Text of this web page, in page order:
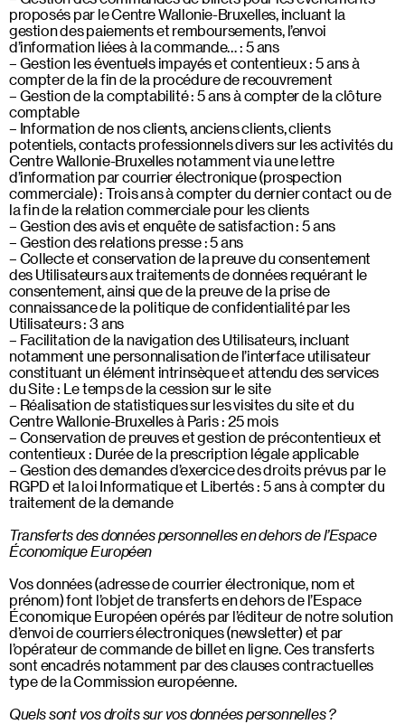
proposés par le Centre Wallonie-Bruxelles, incluant la
gestion des paiements et remboursements, l’envoi
d’information liées à la commande… : 5 ans
Gestion les éventuels impayés et contentieux : 5 ans à
compter de la fin de la procédure de recouvrement
Gestion de la comptabilité : 5 ans à compter de la clôture
comptable
Information de nos clients, anciens clients, clients
potentiels, contacts professionnels divers sur les activités du
Centre Wallonie-Bruxelles notamment via une lettre
d’information par courrier électronique (prospection
commerciale) : Trois ans à compter du dernier contact ou de
la fin de la relation commerciale pour les clients
Gestion des avis et enquête de satisfaction : 5 ans
Gestion des relations presse : 5 ans
Collecte et conservation de la preuve du consentement
des Utilisateurs aux traitements de données requérant le
consentement, ainsi que de la preuve de la prise de
connaissance de la politique de confidentialité par les
Utilisateurs : 3 ans
Facilitation de la navigation des Utilisateurs, incluant
notamment une personnalisation de l’interface utilisateur
constituant un élément intrinsèque et attendu des services
du Site : Le temps de la cession sur le site
Réalisation de statistiques sur les visites du site et du
Centre Wallonie-Bruxelles à Paris : 25 mois
Conservation de preuves et gestion de précontentieux et
contentieux : Durée de la prescription légale applicable
Gestion des demandes d’exercice des droits prévus par le
RGPD et la loi Informatique et Libertés : 5 ans à compter du
traitement de la demande
Transferts des données personnelles en dehors de l’Espace
Économique Européen
Vos données (adresse de courrier électronique, nom et
prénom) font l’objet de transferts en dehors de l’Espace
Économique Européen opérés par l’éditeur de notre solution
d’envoi de courriers électroniques (newsletter) et par
l’opérateur de commande de billet en ligne. Ces transferts
sont encadrés notamment par des clauses contractuelles
type de la Commission européenne.
Quels sont vos droits sur vos données personnelles ?